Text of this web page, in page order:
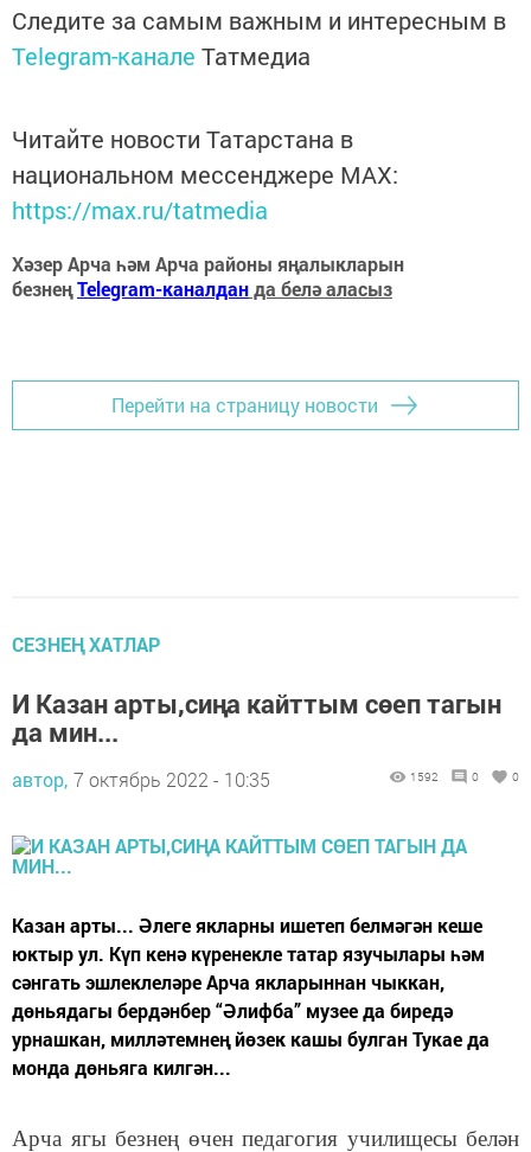
Следите за самым важным и интересным в
Telegram-канале Татмедиа
Читайте новости Татарстана в
национальном мессенджере MАХ:
https://max.ru/tatmedia
Хәзер Арча һәм Арча районы яңалыкларын
безнеңTelegram-каналданда белә аласыз
Перейти на страницу новости
СЕЗНЕҢ ХАТЛАР
И Казан арты,сиңа кайттым сөеп тагын
да мин...
автор, 7 октябрь 2022 - 10:35 1592 0 0
Казан арты... Әлеге якларны ишетеп белмәгән кеше
юктыр ул. Күп кенә күренекле татар язучылары һәм
сәнгать эшлеклеләре Арча якларыннан чыккан,
дөньядагы бердәнбер “Әлифба” музее да биредә
урнашкан, милләтемнең йөзек кашы булган Тукае да
монда дөньяга килгән...
Арча ягы безнең өчен педагогия училищесы белән